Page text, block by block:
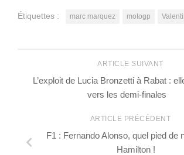
Étiquettes : marc marquez motogp
ARTICLE SUIVANT
L’exploit de Lucia Bronzetti à Rabat :
vers les demi-finales
ARTICLE PRÉCÉDENT
F1 : Fernando Alonso, quel pied de
Hamilton !